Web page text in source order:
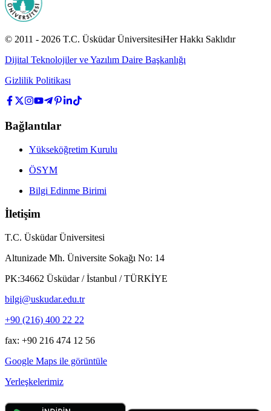
© 2011 - 2026 T.C. Üsküdar ÜniversitesiHer Hakkı Saklıdır
Dijital Teknolojiler ve Yazılım Daire Başkanlığı
Gizlilik Politikası
Bağlantılar
Yükseköğretim Kurulu
ÖSYM
Bilgi Edinme Birimi
İletişim
T.C. Üsküdar Üniversitesi
Altunizade Mh. Üniversite Sokağı No: 14
PK:34662 Üsküdar / İstanbul / TÜRKİYE
bilgi@uskudar.edu.tr
+90 (216) 400 22 22
fax: +90 216 474 12 56
Google Maps ile görüntüle
Yerleşkelerimiz